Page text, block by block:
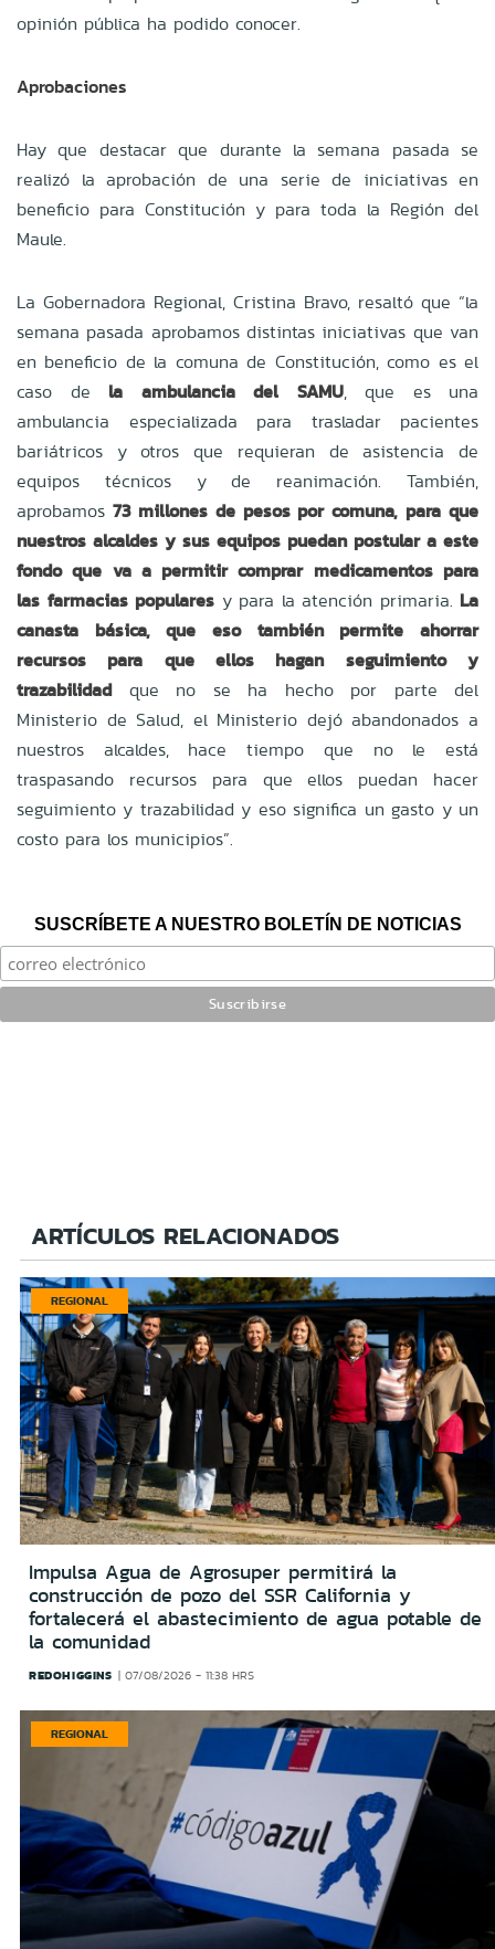
opinión pública ha podido conocer.
Aprobaciones
Hay que destacar que durante la semana pasada se
realizó la aprobación de una serie de iniciativas en
beneficio para Constitución y para toda la Región del
Maule.
La Gobernadora Regional, Cristina Bravo, resaltó que “la
semana pasada aprobamos distintas iniciativas que van
en beneficio de la comuna de Constitución, como es el
caso de la ambulancia del SAMU, que es una
ambulancia especializada para trasladar pacientes
bariátricos y otros que requieran de asistencia de
equipos técnicos y de reanimación. También,
aprobamos 73 millones de pesos por comuna, para que
nuestros alcaldes y sus equipos puedan postular a este
fondo que va a permitir comprar medicamentos para
las farmacias populares y para la atención primaria. La
canasta básica, que eso también permite ahorrar
recursos para que ellos hagan seguimiento y
trazabilidadque no se ha hecho por parte del
Ministerio de Salud, el Ministerio dejó abandonados a
nuestros alcaldes, hace tiempo que no le está
traspasando recursos para que ellos puedan hacer
seguimiento y trazabilidad y eso significa un gasto y un
costo para los municipios”.
SUSCRÍBETE A NUESTRO BOLETÍN DE NOTICIAS
ARTÍCULOS RELACIONADOS
REGIONAL
Impulsa Agua de Agrosuper permitirá la
construcción de pozo del SSR California y
fortalecerá el abastecimiento de agua potable de
la comunidad
REDOHIGGINS 07/08/2026 - 11:38 HRS
REGIONAL